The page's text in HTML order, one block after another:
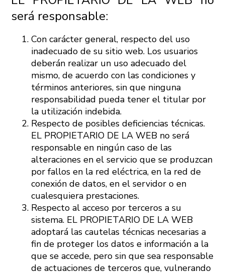
será responsable:
Con carácter general, respecto del uso
inadecuado de su sitio web. Los usuarios
deberán realizar un uso adecuado del
mismo, de acuerdo con las condiciones y
términos anteriores, sin que ninguna
responsabilidad pueda tener el titular por
la utilización indebida.
Respecto de posibles deficiencias técnicas.
EL PROPIETARIO DE LA WEB no será
responsable en ningún caso de las
alteraciones en el servicio que se produzcan
por fallos en la red eléctrica, en la red de
conexión de datos, en el servidor o en
cualesquiera prestaciones.
Respecto al acceso por terceros a su
sistema. EL PROPIETARIO DE LA WEB
adoptará las cautelas técnicas necesarias a
fin de proteger los datos e información a la
que se accede, pero sin que sea responsable
de actuaciones de terceros que, vulnerando